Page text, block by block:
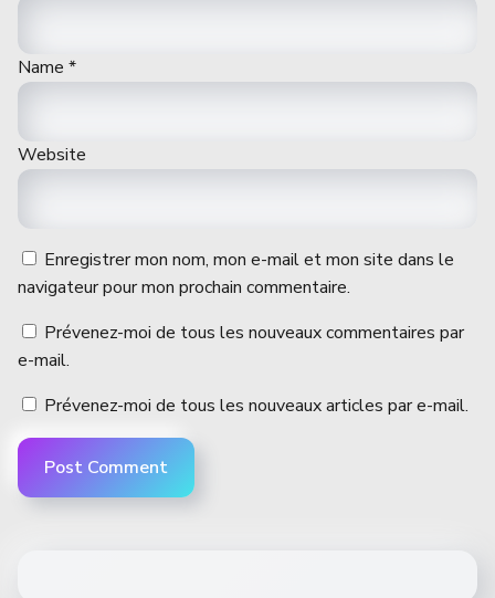
Name *
Website
Enregistrer mon nom, mon e-mail et mon site dans le
navigateur pour mon prochain commentaire.
Prévenez-moi de tous les nouveaux commentaires par
e-mail.
Prévenez-moi de tous les nouveaux articles par e-mail.